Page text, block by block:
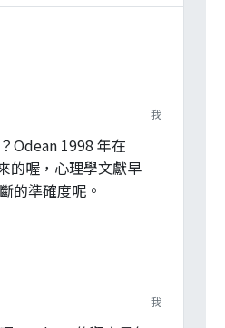
我
Odean 1998 年在
的喔，心理學文獻早
的準確度呢。
我